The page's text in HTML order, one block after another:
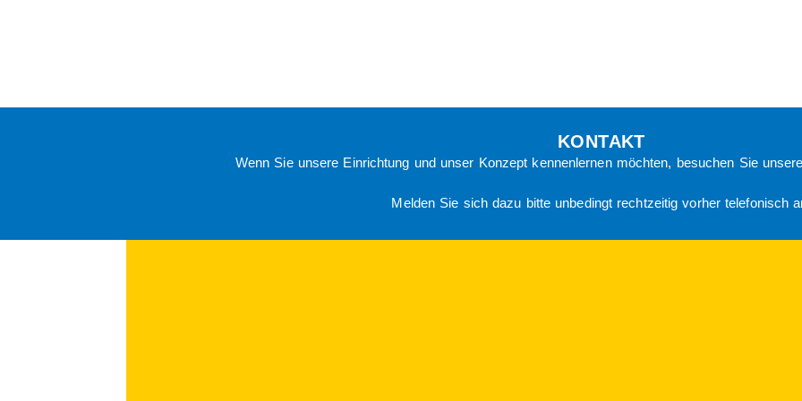
KONTAKT
Wenn Sie unsere Einrichtung und unser Konzept kennenlernen möchten, besuchen Sie
Melden Sie sich dazu bitte unbedingt rechtzeitig vorher telefonisch
»Buchholz«
Düsseldorfer Landstraße 132 •
Telefon: 0203 98448190
E-Mail:
buchholz (at)